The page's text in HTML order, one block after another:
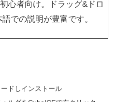
心者向け。ドラッグ&ドロ
での説明が豊富です。
ドしインストール